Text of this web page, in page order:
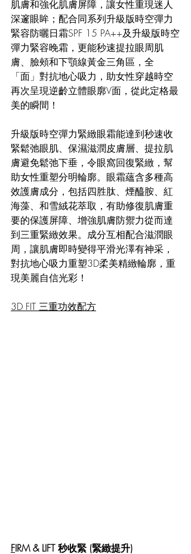
肌膚和強化肌膚屏障，讓女性重現迷人
深邃眼眸；配合同系列升級版時空彈力
緊容防曬日霜SPF 15 PA++及升級版時空
彈力緊容晚霜，更能秒速提拉眼周肌
膚、臉頰和下顎線黃金三角區，全
「面」對抗地心吸力，助女性穿越時空
再次呈現逆齡立體眼廓V面，從此定格最
美的瞬間！
升級版時空彈力緊緻眼霜能達到秒速收
緊鬆弛眼肌、保濕滋潤皮膚層、提拉肌
膚避免鬆弛下垂，令眼窩回復緊緻，幫
助女性重塑分明輪廓。眼霜蘊含多種高
效護膚成分，包括四胜肽、煙醯胺、紅
海藻、和雪絨花萃取，有助修復肌膚重
要的保護屏障、增強肌膚防禦力從而達
到三重緊緻效果。成分互相配合滋潤眼
周，讓肌膚即時變得平滑光澤有神采，
對抗地心吸力重塑3D柔美精緻輪廓，重
現美麗自信光彩！
3D FIT 三重功效配方
FIRM & LIFT 秒收緊 (緊緻提升)